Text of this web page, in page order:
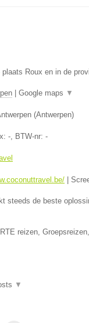
Roux en in de
Google maps ▼
(Antwerpen)
-, BTW-nr: -
steeds de beste
reizen,
▼